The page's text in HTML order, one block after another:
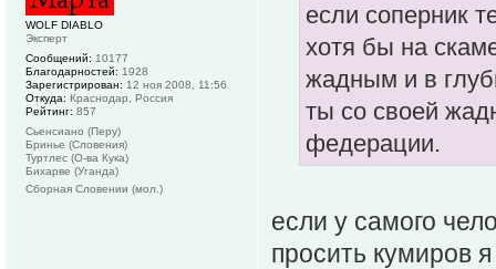
если соперник
хотя бы на
жадным и в
ты со своей
федерации.
если у самого
просить кумиров
WOLF DIABLO
Эксперт
Сообщений: 10177
Благодарностей: 1928
Зарегистрирован: 12 ноя 2008, 11:56
Откуда: Краснодар, Россия
Рейтинг: 857
Сьенсиано (Перу)
Бринье (Словения)
Туртлес (О-ва Кука)
Бихарве (Уганда)
Сборная Словении (мол.)